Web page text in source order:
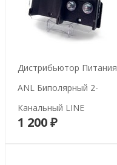
Дистрибьютор Питания
ANL Биполярный 2-
Канальный LINE
1 200 ₽В корзину